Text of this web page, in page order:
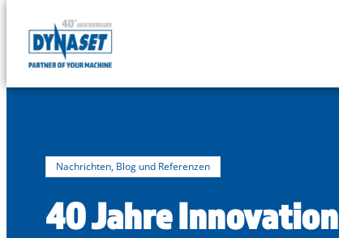
Skip
DYNASET
Nachrichten, Blog und Referenzen
40 Jahre Innovation